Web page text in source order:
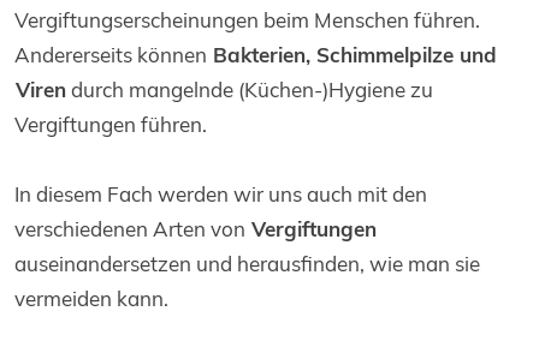
Vergiftungserscheinungen beim Menschen führen.
Andererseits können Bakterien, Schimmelpilze und
Viren durch mangelnde (Küchen-)Hygiene zu
Vergiftungen führen.
In diesem Fach werden wir uns auch mit den
verschiedenen Arten von Vergiftungen
auseinandersetzen und herausfinden, wie man sie
vermeiden kann.